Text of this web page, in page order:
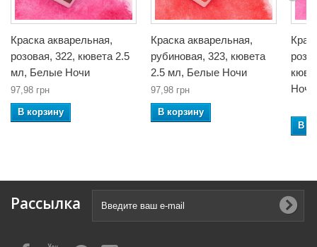
Краска акварельная,
розовая, 322, кювета 2.5
мл, Белые Ночи
97,98 грн
В корзину
Краска акварельная,
рубиновая, 323, кювета
2.5 мл, Белые Ночи
97,98 грн
В корзину
Ночи
В
Рассылка